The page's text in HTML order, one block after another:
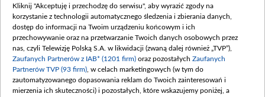
Kliknij "Akceptuję i przechodzę do serwisu", aby wyrazić zgody na
korzystanie z technologii automatycznego śledzenia i zbierania danych,
dostęp do informacji na Twoim urządzeniu końcowym i ich
przechowywanie oraz na przetwarzanie Twoich danych osobowych przez
nas, czyli Telewizję Polską S.A. w likwidacji (zwaną dalej również „TVP”),
Zaufanych Partnerów z IAB* (1201 firm) oraz pozostałych Zaufanych
Partnerów TVP (93 firm) , w celach marketingowych (w tym do
zautomatyzowanego dopasowania reklam do Twoich zainteresowań i
mierzenia ich skuteczności) i pozostałych, które wskazujemy poniżej, a